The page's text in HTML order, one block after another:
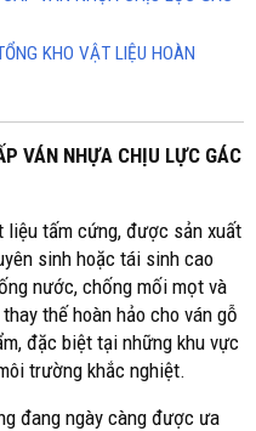
KHO VẬT LIỆU HOÀN
VÁN NHỰA CHỊU LỰC GÁC
liệu tấm cứng, được sản xuất
sinh hoặc tái sinh cao
nước, chống mối mọt và
thế hoàn hảo cho ván gỗ
đặc biệt tại những khu vực
trường khắc nghiệt.
đang ngày càng được ưa